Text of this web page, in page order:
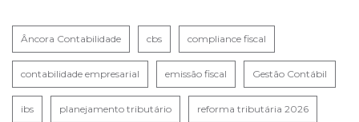
Âncora Contabilidade cbs compliance fiscal
contabilidade empresarial emissão fiscal Gestão Contábil
ibs planejamento tributário reforma tributária 2026